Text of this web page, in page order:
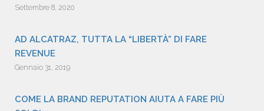
Settembre 8, 2020
AD ALCATRAZ, TUTTA LA “LIBERTÀ” DI FARE
REVENUE
Gennaio 31, 2019
COME LA BRAND REPUTATION AIUTA A FARE PIÙ